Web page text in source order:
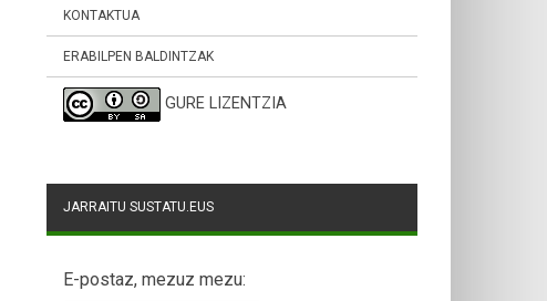
KONTAKTUA
ERABILPEN BALDINTZAK
GURE LIZENTZIA
JARRAITU SUSTATU.EUS
E-postaz, mezuz mezu: